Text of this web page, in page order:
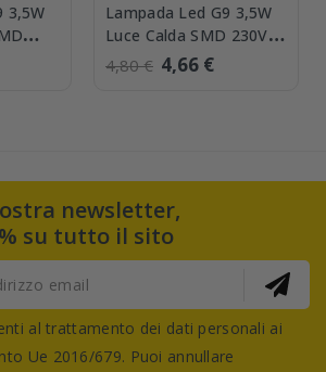
3,5W
Lampada Led G9 3,5W
Luce Calda SMD 230V
Lampo G9LED4WBC
4,80 € 4,66 €
newsletter,
su tutto il sito
al trattamento dei dati personali ai
Ue 2016/679. Puoi annullare